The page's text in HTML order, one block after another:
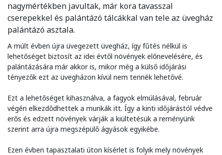
nagymértékben javultak, már kora tavasszal
cserepekkel és palántázó tálcákkal van tele az üvegház
palántázó asztala.
A múlt évben újra üvegezett üvegház, így fűtés nélkül is
lehetőséget biztosít az idei évtől növények előnevelésére, és
palántázására már akkor is, mikor még a külső időjárási
tényezők ezt az üvegházon kívül nem tennék lehetővé.
Ezt a lehetőséget kihasználva, a fagyok elmúlásával, február
végén elkezdődhettek a munkák itt. Így a kinti időjárástól védve
erős és edzett növények várják a kiültetésük a reményünk
szerint arra újra megszépülő ágyások egyikébe.
Ezen évben tapasztalati úton kísérlet is folyik mely növények